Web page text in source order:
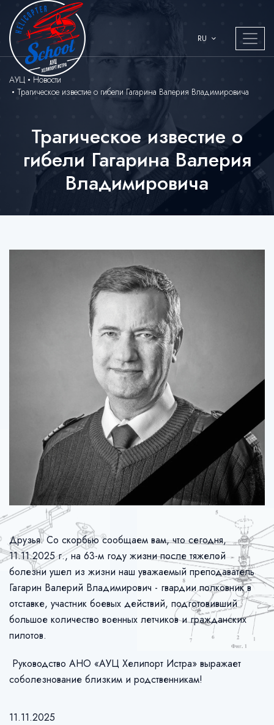
RU
АУЦ
Новости
Трагическое известие о гибели Гагарина Валерия Владимировича
Трагическое известие о
гибели Гагарина Валерия
Владимировича
Друзья. Со скорбью сообщаем вам, что сегодня,
11.11.2025 г., на 63-м году жизни после тяжелой
болезни ушел из жизни наш уважаемый преподаватель
Гагарин Валерий Владимирович - гвардии полковник в
отставке, участник боевых действий, подготовивший
большое количество военных летчиков и гражданских
пилотов.
Руководство АНО «АУЦ Хелипорт Истра» выражает
соболезнование близким и родственникам!
11.11.2025